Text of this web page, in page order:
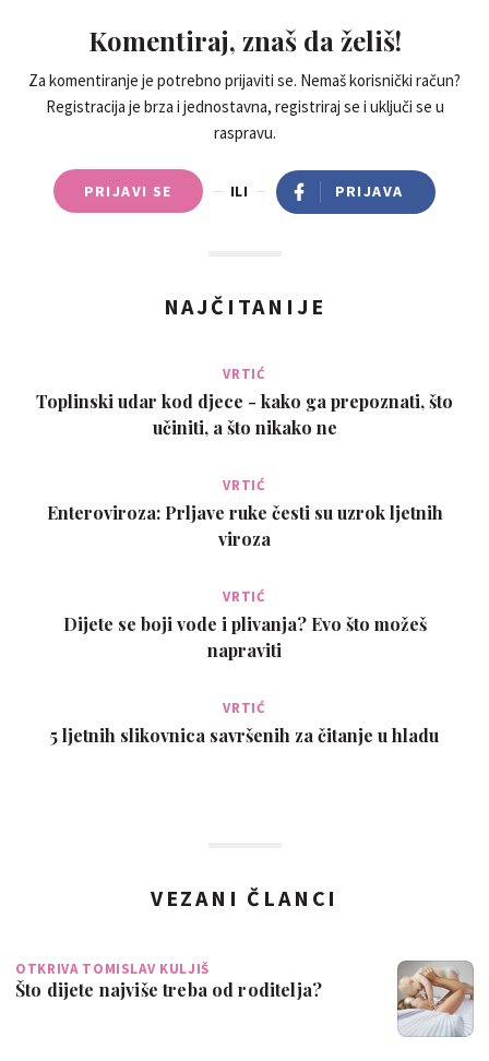
Komentiraj, znaš da želiš!
Za komentiranje je potrebno prijaviti se. Nemaš korisnički račun?
Registracija je brza i jednostavna, registriraj se i uključi se u
raspravu.
PRIJAVI SE ILI PRIJAVA
NAJČITANIJE
VRTIĆ
Toplinski udar kod djece - kako ga prepoznati, što
učiniti, a što nikako ne
VRTIĆ
Enteroviroza: Prljave ruke česti su uzrok ljetnih
viroza
VRTIĆ
Dijete se boji vode i plivanja? Evo što možeš
napraviti
VRTIĆ
5 ljetnih slikovnica savršenih za čitanje u hladu
VEZANI ČLANCI
OTKRIVA TOMISLAV KULJIŠ
Što dijete najviše treba od roditelja?